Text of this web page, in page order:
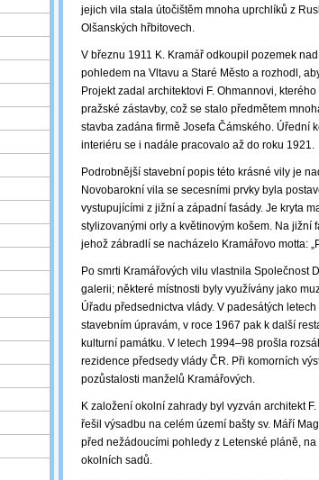
jejich vila stala útočištěm mnoha uprchlíků z
Olšanských hřbitovech.
V březnu 1911 K. Kramář odkoupil pozemek
pohledem na Vltavu a Staré Město a rozhodl,
Projekt zadal architektovi F. Ohmannovi,
pražské zástavby, což se stalo předmětem
stavba zadána firmě Josefa Čámského. Úřední
interiéru se i nadále pracovalo až do roku 1921.
Podrobnější stavební popis této krásné vily je
Novobarokní vila se secesními prvky byla
vystupujícími z jižní a západní fasády. Je kryta
stylizovanými orly a květinovým košem. Na jižní
jehož zábradlí se nacházelo Kramářovo motta:
Po smrti Kramářových vilu vlastnila Společnost
galerii; některé místnosti byly využívány jako
Úřadu předsednictva vlády. V padesátých
stavebním úpravám, v roce 1967 pak k další
kulturní památku. V letech 1994–98 prošla
rezidence předsedy vlády ČR. Při komorních
pozůstalosti manželů Kramářových.
K založení okolní zahrady byl vyzván architekt
řešil výsadbu na celém území bašty sv. Máří
před nežádoucími pohledy z Letenské pláně,
okolních sadů.